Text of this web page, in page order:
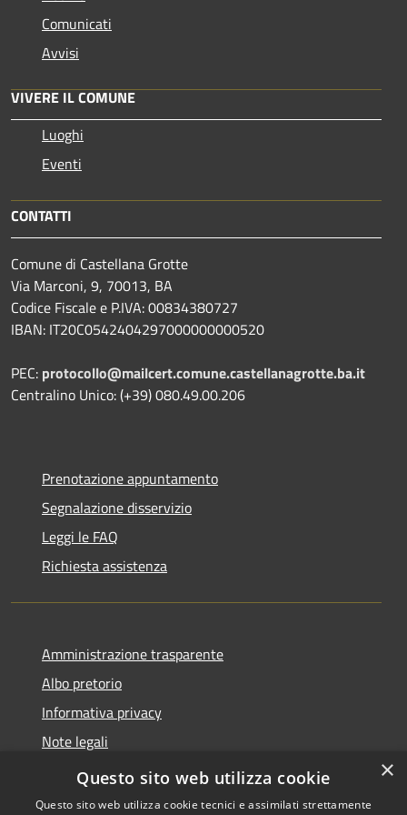
Comunicati
Avvisi
VIVERE IL COMUNE
Luoghi
Eventi
CONTATTI
Comune di Castellana Grotte
Via Marconi, 9, 70013, BA
Codice Fiscale e P.IVA: 00834380727
IBAN: IT20C0542404297000000000520
PEC: protocollo@mailcert.comune.castellanagrotte.ba.it
Centralino Unico: (+39) 080.49.00.206
Prenotazione appuntamento
Segnalazione disservizio
Leggi le FAQ
Richiesta assistenza
Amministrazione trasparente
Albo pretorio
Informativa privacy
Note legali
Dichiarazione di accessibilità
×
Questo sito web utilizza cookie
Questo sito web utilizza cookie tecnici e assimilati strettamente